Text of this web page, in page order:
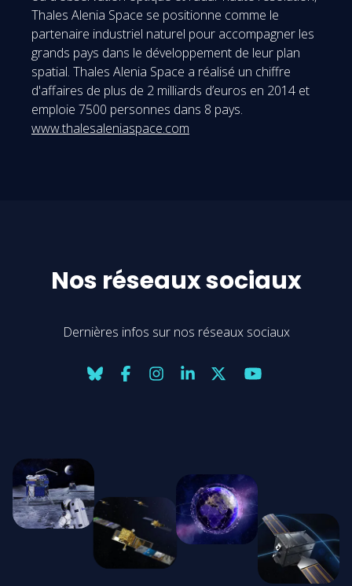
Thales Alenia Space se positionne comme le
partenaire industriel naturel pour accompagner les
grands pays dans le développement de leur plan
spatial. Thales Alenia Space a réalisé un chiffre
d'affaires de plus de 2 milliards d’euros en 2014 et
emploie 7500 personnes dans 8 pays.
www.thalesaleniaspace.com
Nos réseaux sociaux
Dernières infos sur nos réseaux sociaux